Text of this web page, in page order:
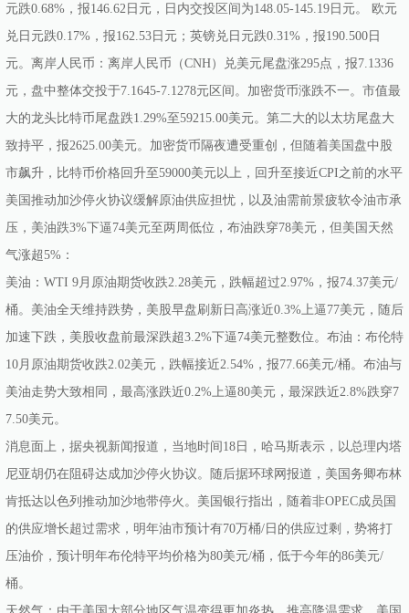
元跌0.68%，报146.62日元，日内交投区间为148.05-145.19日元。 欧元
兑日元跌0.17%，报162.53日元；英镑兑日元跌0.31%，报190.500日
元。离岸人民币：离岸人民币（CNH）兑美元尾盘涨295点，报7.1336
元，盘中整体交投于7.1645-7.1278元区间。加密货币涨跌不一。市值最
大的龙头比特币尾盘跌1.29%至59215.00美元。第二大的以太坊尾盘大
致持平，报2625.00美元。加密货币隔夜遭受重创，但随着美国盘中股
市飙升，比特币价格回升至59000美元以上，回升至接近CPI之前的水平
美国推动加沙停火协议缓解原油供应担忧，以及油需前景疲软令油市承
压，美油跌3%下逼74美元至两周低位，布油跌穿78美元，但美国天然
气涨超5%：
美油：WTI 9月原油期货收跌2.28美元，跌幅超过2.97%，报74.37美元/
桶。美油全天维持跌势，美股早盘刷新日高涨近0.3%上逼77美元，随后
加速下跌，美股收盘前最深跌超3.2%下逼74美元整数位。布油：布伦特
10月原油期货收跌2.02美元，跌幅接近2.54%，报77.66美元/桶。布油与
美油走势大致相同，最高涨跌近0.2%上逼80美元，最深跌近2.8%跌穿7
7.50美元。
消息面上，据央视新闻报道，当地时间18日，哈马斯表示，以总理内塔
尼亚胡仍在阻碍达成加沙停火协议。随后据环球网报道，美国务卿布林
肯抵达以色列推动加沙地带停火。美国银行指出，随着非OPEC成员国
的供应增长超过需求，明年油市预计有70万桶/日的供应过剩，势将打
压油价，预计明年布伦特平均价格为80美元/桶，低于今年的86美元/
桶。